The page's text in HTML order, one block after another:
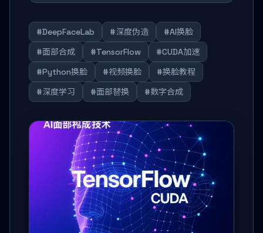
#DeepFaceLab #深度伪造
#AI换脸
#面部合成
#TensorFlow
#CUDA加速
#Python换脸
#视频换脸
#换脸教程
#深度学习
#面部替换 #数字合成